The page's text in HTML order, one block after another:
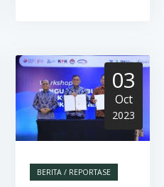
03
Oct
2023
BERITA / REPORTASE